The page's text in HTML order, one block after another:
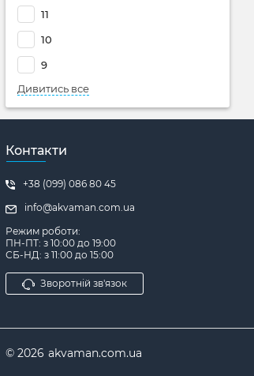
11
10
9
Дивитись все
Контакти
+38 (099) 086 80 45
info@akvaman.com.ua
Режим роботи:
ПН-ПТ: з 10:00 до 19:00
СБ-НД: з 11:00 до 15:00
Зворотній зв'язок
© 2026 akvaman.com.ua